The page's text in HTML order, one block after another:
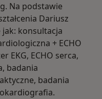
Na podstawie
Dariusz
konsultacja
+ ECHO
EKG, ECHO serca,
badania
badania